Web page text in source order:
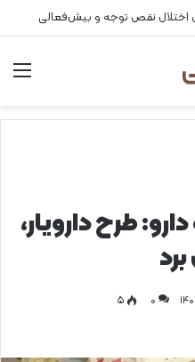
اختلال نقص توجه و بیش‌فعالی
طرح دارویار،
0
۵